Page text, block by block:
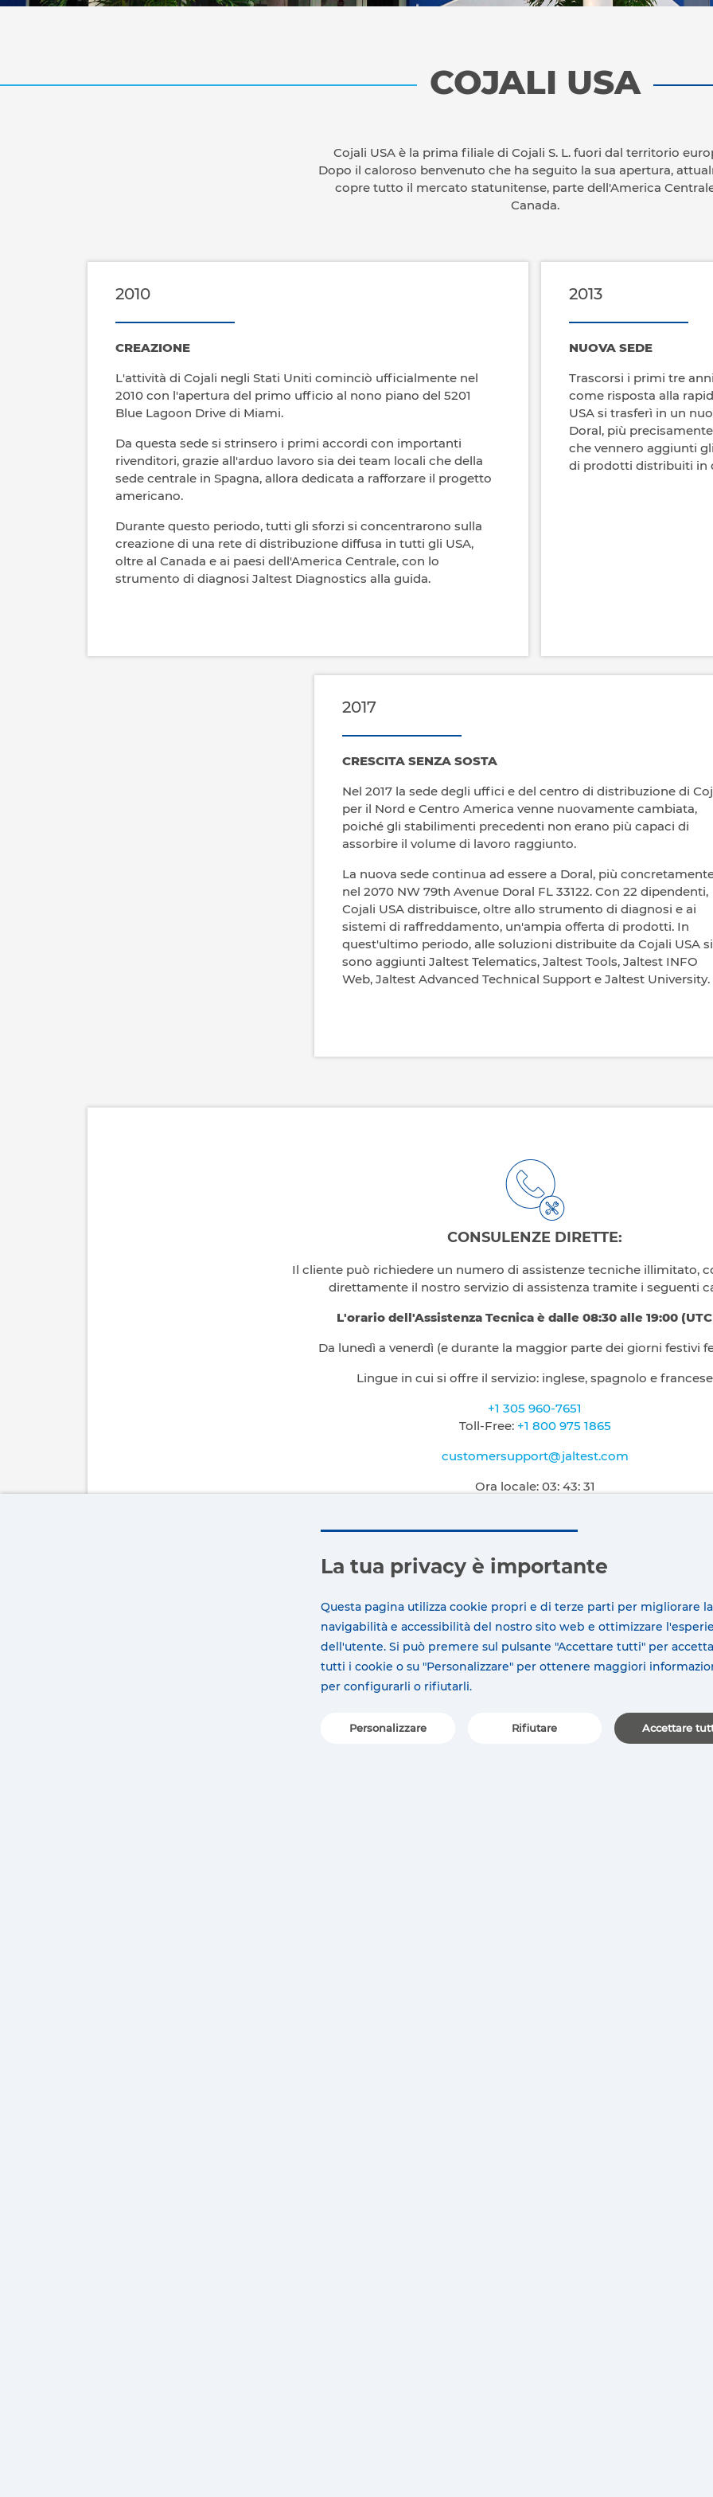
COJALI USA
Cojali USA è la prima filiale di Cojali S. L. fuori dal territorio
Dopo il caloroso benvenuto che ha seguito la sua apertura,
copre tutto il mercato statunitense, parte dell'America
Canada.
2010
CREAZIONE
L'attività di Cojali negli Stati Uniti cominciò ufficialmente nel
2010 con l'apertura del primo ufficio al nono piano del 5201
Blue Lagoon Drive di Miami.
Da questa sede si strinsero i primi accordi con importanti
rivenditori, grazie all'arduo lavoro sia dei team locali che della
sede centrale in Spagna, allora dedicata a rafforzare il progetto
americano.
Durante questo periodo, tutti gli sforzi si concentrarono sulla
creazione di una rete di distribuzione diffusa in tutti gli USA,
oltre al Canada e ai paesi dell'America Centrale, con lo
strumento di diagnosi Jaltest Diagnostics alla guida.
2013
NUOVA SEDE
Trascorsi i primi tre
come risposta alla
USA si trasferì in un
Doral, più precisamente
che vennero aggiunti
di prodotti distribuiti in
2017
CRESCITA SENZA SOSTA
Nel 2017 la sede degli uffici e del centro di distribuzione di
per il Nord e Centro America venne nuovamente cambiata,
poiché gli stabilimenti precedenti non erano più capaci di
assorbire il volume di lavoro raggiunto.
La nuova sede continua ad essere a Doral, più
nel 2070 NW 79th Avenue Doral FL 33122. Con 22 dipendenti,
Cojali USA distribuisce, oltre allo strumento di diagnosi e ai
sistemi di raffreddamento, un'ampia offerta di prodotti. In
quest'ultimo periodo, alle soluzioni distribuite da Cojali USA si
sono aggiunti Jaltest Telematics, Jaltest Tools, Jaltest INFO
Web, Jaltest Advanced Technical Support e Jaltest University.
CONSULENZE DIRETTE:
Il cliente può richiedere un numero di assistenze tecniche illimitato,
direttamente il nostro servizio di assistenza tramite i seguenti
L'orario dell'Assistenza Tecnica è dalle 08:30 alle 19:00
Da lunedì a venerdì (e durante la maggior parte dei giorni festivi
Lingue in cui si offre il servizio: inglese, spagnolo e francese
+1 305 960-7651
Toll-Free: +1 800 975 1865
customersupport@jaltest.com
Ora locale: 03: 43: 32
La tua privacy è importante
Questa pagina utilizza cookie propri e di terze parti per migliorare la
navigabilità e accessibilità del nostro sito web e ottimizzare
dell'utente. Si può premere sul pulsante "Accettare tutti" per
tutti i cookie o su "Personalizzare" per ottenere maggiori
per configurarli o rifiutarli.
Personalizzare Rifiutare Accettare